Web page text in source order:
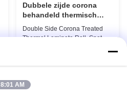
Dubbele zijde corona
behandeld thermisch
gelamineerd rollen, Spot
UV vernis thermische film
Double Side Corona Treated
Thermal Laminate Roll, Spot UV
Treated Thermal Lamination
optimal performance with Spot
8:01 AM